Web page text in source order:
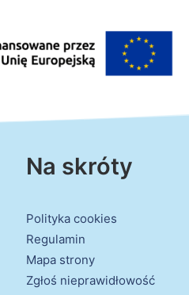
Na skróty
Polityka cookies
Regulamin
Mapa strony
Zgłoś nieprawidłowość